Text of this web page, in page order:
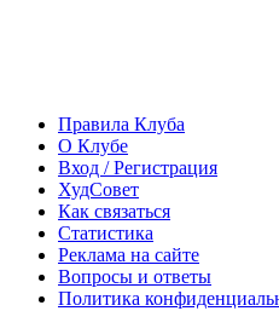
Правила Клуба
О Клубе
Вход / Регистрация
ХудСовет
Как связаться
Статистика
Реклама на сайте
Вопросы и ответы
Политика